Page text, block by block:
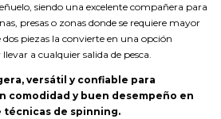
siendo una excelente compañera para
presas o zonas donde se requiere mayor
piezas la convierte en una opción
a cualquier salida de pesca.
versátil y confiable para
comodidad y buen desempeño en
técnicas de spinning.